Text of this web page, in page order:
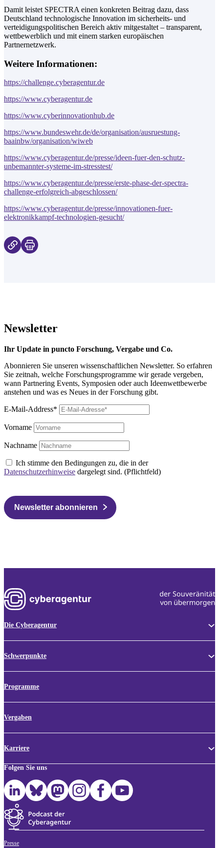
Damit leistet SPECTRA einen konkreten Beitrag dazu, dass
Deutschland technologische Innovation im sicherheits- und
verteidigungspolitischen Bereich aktiv mitgestaltet – transparent,
wettbewerblich und mit einem starken europäischen
Partnernetzwerk.
Weitere Informationen:
https://challenge.cyberagentur.de
https://www.cyberagentur.de
https://www.cyberinnovationhub.de
https://www.bundeswehr.de/de/organisation/ausruestung-
baainbw/organisation/wiweb
https://www.cyberagentur.de/presse/ideen-fuer-den-schutz-
unbemannter-systeme-im-stresstest/
https://www.cyberagentur.de/presse/erste-phase-der-spectra-
challenge-erfolgreich-abgeschlossen/
https://www.cyberagentur.de/presse/innovationen-fuer-
elektronikkampf-technologien-gesucht/
Newsletter
Ihr Update in puncto Forschung, Vergabe und Co.
Abonnieren Sie unseren wissenschaftlichen Newsletter. So erfahren
Sie zeitnah, welche Forschungsprogramme wir gerade vergeben,
wann Partnering Events, Symposien oder auch Ideenwettbewerbe
anstehen und was es Neues in der Forschung gibt.
E-Mail-Address*
Vorname
Nachname
Ich stimme den Bedingungen zu, die in der
Datenschutzerhinweise dargelegt sind. (Pflichtfeld)
Newsletter abonnieren
Die Cyberagentur
Schwerpunkte
Programme
Vergaben
Karriere
Folgen Sie uns
Presse